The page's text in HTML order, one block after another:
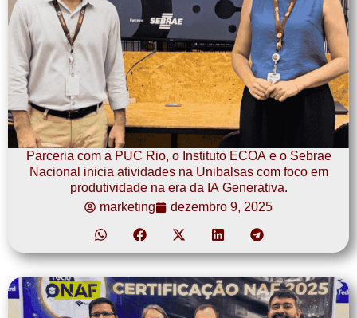
Parceria com a PUC Rio, o Instituto ECOA e o Sebrae
Nacional inicia atividades na Unibalsas com foco em
produtividade na era da IA Generativa.
marketing
dezembro 9, 2025